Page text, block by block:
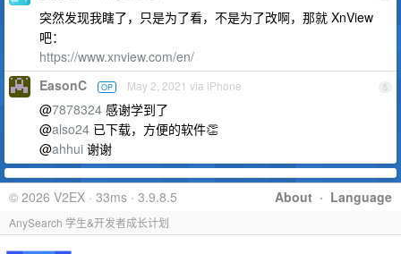
突然发现我瞎了，只是为了看，不是为了改啊，那就 XnView
吧：
https://www.xnview.com/en/
5
EasonC OP May 2, 2021 via iPhone
@7878324 感谢学到了
@also24 已下载，方便的软件👏
@ahhui 谢谢
About · Language
© 2026 V2EX · 33ms · 3.9.8.5
AnySearch 学生&开发者成长计划